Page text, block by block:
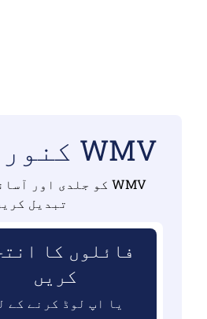
WMV کنورٹر SPH
تبدیل
فائلوں کا
کریں
یا اپ لوڈ کرنے کے